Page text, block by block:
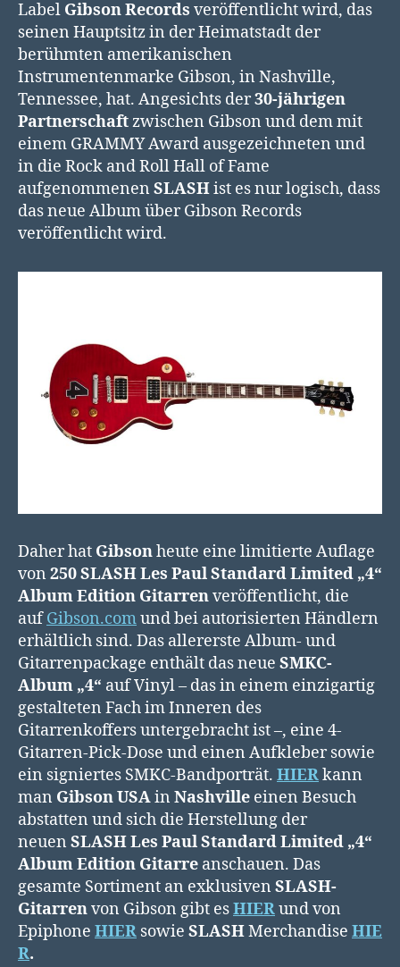
Label Gibson Records veröffentlicht wird, das
seinen Hauptsitz in der Heimatstadt der
berühmten amerikanischen
Instrumentenmarke Gibson, in Nashville,
Tennessee, hat. Angesichts der30-jährigen
Partnerschaftzwischen Gibson und dem mit
einem GRAMMY Award ausgezeichneten und
in die Rock and Roll Hall of Fame
aufgenommenen SLASHist es nur logisch, dass
das neue Album über Gibson Records
veröffentlicht wird.
Daher hat Gibsonheute eine limitierte Auflage
von 250 SLASH Les Paul Standard Limited „4“
Album Edition Gitarrenveröffentlicht, die
aufGibson.comund bei autorisierten Händlern
erhältlich sind. Das allererste Album- und
Gitarrenpackage enthält das neue SMKC-
Album „4“ auf Vinyl – das in einem einzigartig
gestalteten Fach im Inneren des
Gitarrenkoffers untergebracht ist –, eine 4-
Gitarren-Pick-Dose und einen Aufkleber sowie
ein signiertes SMKC-Bandporträt. HIERkann
man Gibson USAin Nashville einen Besuch
abstatten und sich die Herstellung der
neuen SLASH Les Paul Standard Limited „4“
Album Edition Gitarre anschauen. Das
gesamte Sortiment an exklusiven SLASH-
Gitarrenvon Gibson gibt esHIERund von
Epiphone HIER sowie SLASHMerchandise HIE
R.